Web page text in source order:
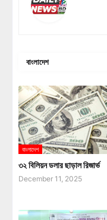
বাংলাদেশ
বাংলাদেশ
৩২ বিলিয়ন ডলার ছাড়াল রিজার্ভ
December 11, 2025